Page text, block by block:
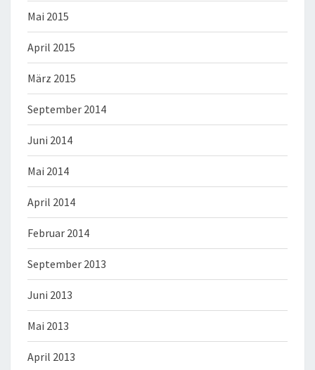
Mai 2015
April 2015
März 2015
September 2014
Juni 2014
Mai 2014
April 2014
Februar 2014
September 2013
Juni 2013
Mai 2013
April 2013